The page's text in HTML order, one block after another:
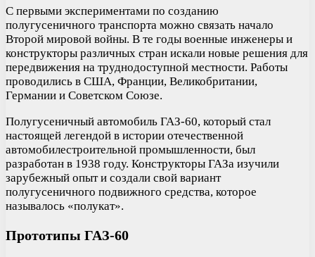
С первыми экспериментами по созданию
полугусеничного транспорта можно связать начало
Второй мировой войны. В те годы военные инженеры и
конструкторы различных стран искали новые решения для
передвижения на труднодоступной местности. Работы
проводились в США, Франции, Великобритании,
Германии и Советском Союзе.
Полугусеничный автомобиль ГАЗ-60, который стал
настоящей легендой в истории отечественной
автомобилестроительной промышленности, был
разработан в 1938 году. Конструкторы ГАЗа изучили
зарубежный опыт и создали свой вариант
полугусеничного подвижного средства, которое
называлось «полукат».
Прототипы ГАЗ-60